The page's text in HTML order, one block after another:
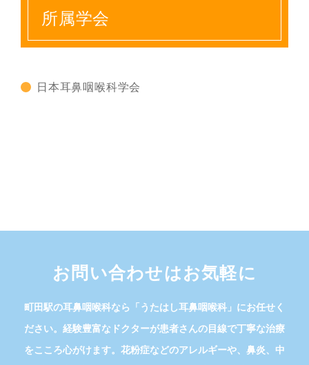
所属学会
日本耳鼻咽喉科学会
お問い合わせはお気軽に
町田駅の耳鼻咽喉科なら「うたはし耳鼻咽喉科」にお任せく
ださい。経験豊富なドクターが患者さんの目線で丁寧な治療
をこころ心がけます。花粉症などのアレルギーや、鼻炎、中